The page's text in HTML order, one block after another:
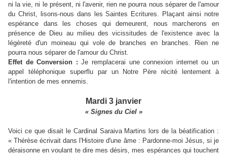
ni la vie, ni le présent, ni l'avenir, rien ne pourra nous séparer de l'amour
du Christ, lisons-nous dans les Saintes Ecritures. Plaçant ainsi notre
espérance dans les choses qui demeurent, nous marcherons en
présence de Dieu au milieu des vicissitudes de l'existence avec la
légèreté d'un moineau qui vole de branches en branches. Rien ne
pourra nous séparer de l'amour du Christ.
Effet de Conversion : Je remplacerai une connexion internet ou un
appel téléphonique superflu par un Notre Père récité lentement à
l'intention de mes ennemis.
Mardi 3 janvier
« Signes du Ciel »
Voici ce que disait le Cardinal Saraiva Martins lors de la béatification :
« Thérèse écrivait dans l'Histoire d'une âme : Pardonne-moi Jésus, si je
déraisonne en voulant te dire mes désirs, mes espérances qui touchent